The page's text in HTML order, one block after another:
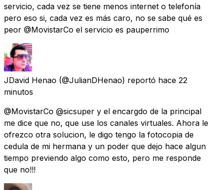
servicio, cada vez se tiene menos internet o telefonía
pero eso si, cada vez es más caro, no se sabe qué es
peor @MovistarCo el servicio es pauperrimo
JDavid Henao (@JulianDHenao) reportó hace 22
minutos
@MovistarCo @sicsuper y el encargdo de la principal
me dice que no, que use los canales virtuales. Ahora le
ofrezco otra solucion, le digo tengo la fotocopia de
cedula de mi hermana y un poder que dejo hace algun
tiempo previendo algo como esto, pero me responde
que no!!!